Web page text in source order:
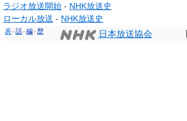
ラジオ放送開始 - NHK放送史
ローカル放送 - NHK放送史
表 話 編 歴 日本放送協会